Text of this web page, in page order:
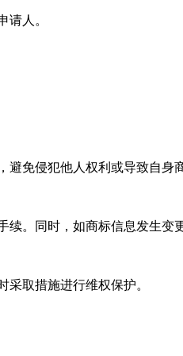
请人。
免侵犯他人权利或导致自身
。同时，如商标信息发生变
取措施进行维权保护。